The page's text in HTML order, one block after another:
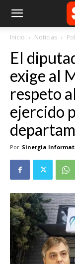
Inicio Noticias
El
exige al
respeto
ejercido
Por Sinergia